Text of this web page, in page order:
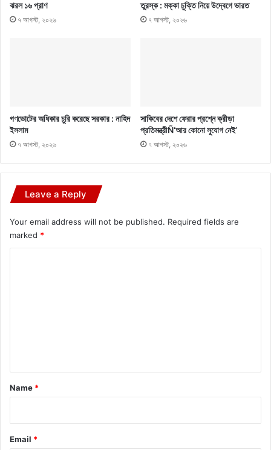
ঝরল ১৬ প্রাণ
৭ আগস্ট, ২০২৬
তুরস্ক : মক্কা চুক্তি নিয়ে উদ্বেগে ভারত
৭ আগস্ট, ২০২৬
গণভোটের অধিকার চুরি করেছে সরকার : নাহিদ
ইসলাম
৭ আগস্ট, ২০২৬
সাকিবের দেশে ফেরার প্রশ্নে ক্রীড়া
প্রতিমন্ত্রীÑ‘আর কোনো সুযোগ নেই’
৭ আগস্ট, ২০২৬
Leave a Reply
Your email address will not be published. Required fields are
marked *
*
Name *
Email *